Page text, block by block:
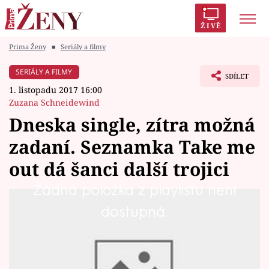
ŽIVĚ
Módní alarm
Témata
Celebrity
Prima Ženy ■ Seriály a filmy
SERIÁLY A FILMY
1. listopadu 2017 16:00
Zuzana Schneidewind
SDÍLET
Dneska single, zítra možná
zadaní. Seznamka Take me
out dá šanci další trojici
šelmiček je stále náročnější. Jako by byly s
každým kolem náročnější. Kluků, které